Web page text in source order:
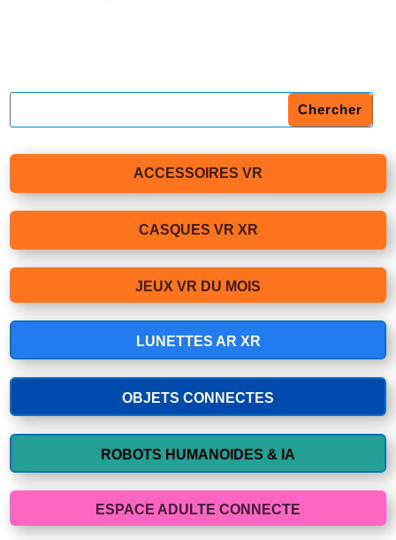
ACCESSOIRES VR
CASQUES VR XR
JEUX VR DU MOIS
LUNETTES AR XR
OBJETS CONNECTES
ROBOTS HUMANOIDES & IA
ESPACE ADULTE CONNECTE